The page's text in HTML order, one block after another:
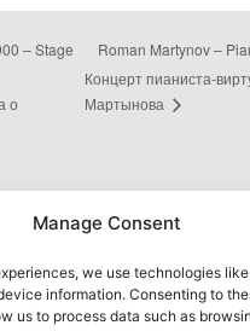
Manage Consent
we use technologies
information. Consenting to
us to process data such as
– Stage
о
Roman Martynov –
Концерт пианиста-
Мартынова
Privacy Policy